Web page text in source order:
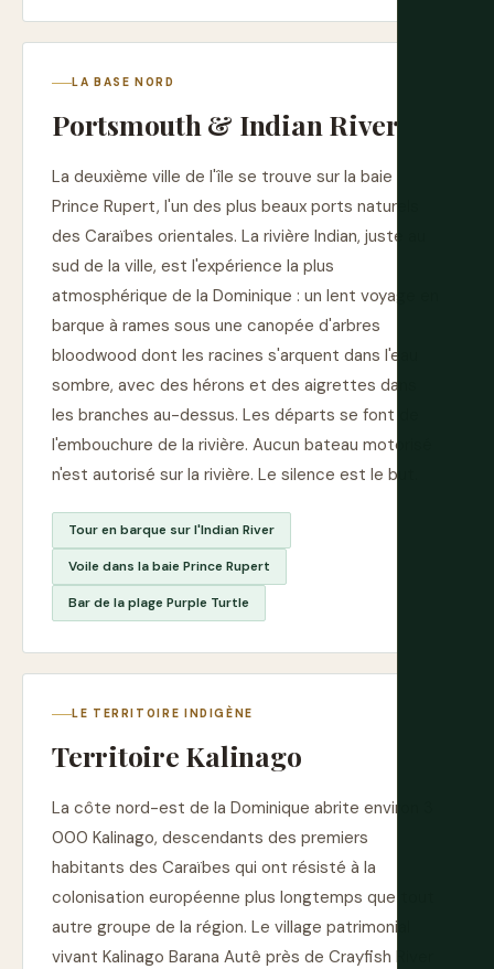
LA BASE NORD
Portsmouth & Indian River
La deuxième ville de l'île se trouve sur la baie
Prince Rupert, l'un des plus beaux ports naturels
des Caraïbes orientales. La rivière Indian, juste au
sud de la ville, est l'expérience la plus
atmosphérique de la Dominique : un lent voyage en
barque à rames sous une canopée d'arbres
bloodwood dont les racines s'arquent dans l'eau
sombre, avec des hérons et des aigrettes dans
les branches au-dessus. Les départs se font de
l'embouchure de la rivière. Aucun bateau motorisé
n'est autorisé sur la rivière. Le silence est le but.
Tour en barque sur l'Indian River
Voile dans la baie Prince Rupert
Bar de la plage Purple Turtle
LE TERRITOIRE INDIGÈNE
Territoire Kalinago
La côte nord-est de la Dominique abrite environ 3
000 Kalinago, descendants des premiers
habitants des Caraïbes qui ont résisté à la
colonisation européenne plus longtemps que tout
autre groupe de la région. Le village patrimonial
vivant Kalinago Barana Autê près de Crayfish River